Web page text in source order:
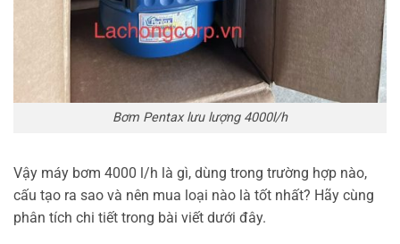
Bơm Pentax lưu lượng 4000l/h
Vậy máy bơm 4000 l/h là gì, dùng trong trường hợp nào,
cấu tạo ra sao và nên mua loại nào là tốt nhất? Hãy cùng
phân tích chi tiết trong bài viết dưới đây.